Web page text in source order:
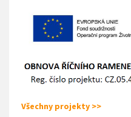
Všechny projekty >>